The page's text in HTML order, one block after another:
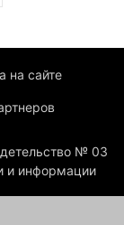
на сайте
№ 03
и информации